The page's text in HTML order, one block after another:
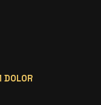
DOLOR